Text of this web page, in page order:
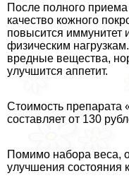
После полного
качество кожного
повысится иммунитет
физическим
вредные вещества,
улучшится аппетит.
Стоимость препарата
составляет от 130
Помимо набора веса,
улучшения состояния